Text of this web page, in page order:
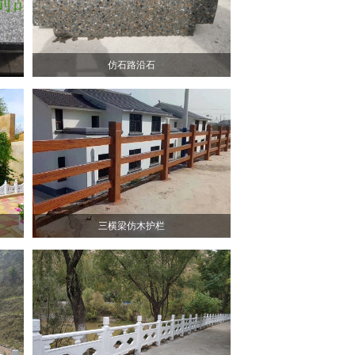
仿石路沿石
三横梁仿木护栏